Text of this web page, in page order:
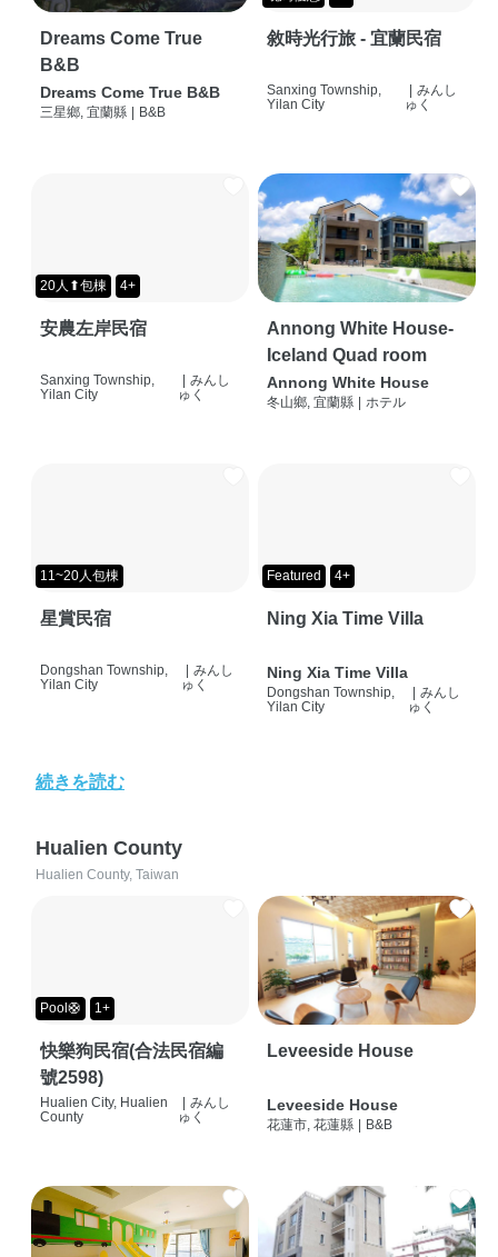
Dreams Come True
B&B
Dreams Come True B&B
三星鄉, 宜蘭縣 | B&B
敘時光行旅 - 宜蘭民宿
Sanxing Township,
Yilan City
| みんし
ゅく
20人⬆包棟 4+
安農左岸民宿
Sanxing Township,
Yilan City
| みんし
ゅく
Annong White House-
Iceland Quad room
Annong White House
冬山鄉, 宜蘭縣 | ホテル
11~20人包棟
星賞民宿
Dongshan Township,
Yilan City
みんし
ゅく
Featured 4+
Ning Xia Time Villa
Ning Xia Time Villa
Dongshan Township,
Yilan City
みんし
ゅく
続きを読む
Hualien County
Hualien County, Taiwan
Pool🛟 1+
快樂狗民宿(合法民宿編
號2598)
Hualien City, Hualien
County
みんし
ゅく
Leveeside House
Leveeside House
花蓮市, 花蓮縣 B&B